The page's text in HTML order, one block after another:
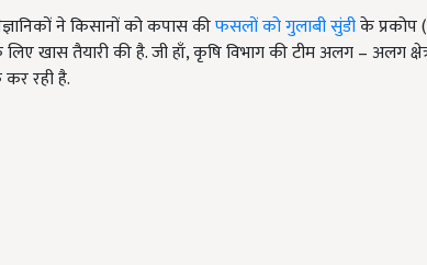
ने किसानों को कपास कीफसलों को गुलाबी सुंडीके प्रकोप
खास तैयारी की है. जी हाँ, कृषि विभाग की टीम अलग – अलग
रही है.